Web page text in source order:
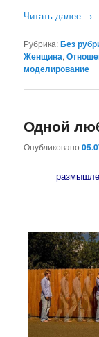
Читать далее →
Рубрика:Без
Женщина,
моделирование
Одной
Опубликовано